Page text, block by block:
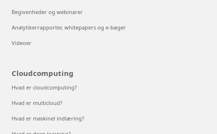
Begivenheder og webinarer
Analytikerrapporter, whitepapers og e-bøger
Videoer
Cloudcomputing
Hvad er cloudcomputing?
Hvad er multicloud?
Hvad er maskinel indlæring?